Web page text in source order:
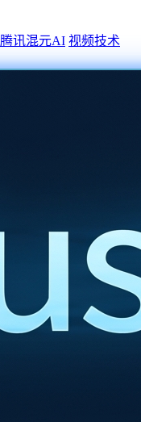
腾讯混元AI 视频技术